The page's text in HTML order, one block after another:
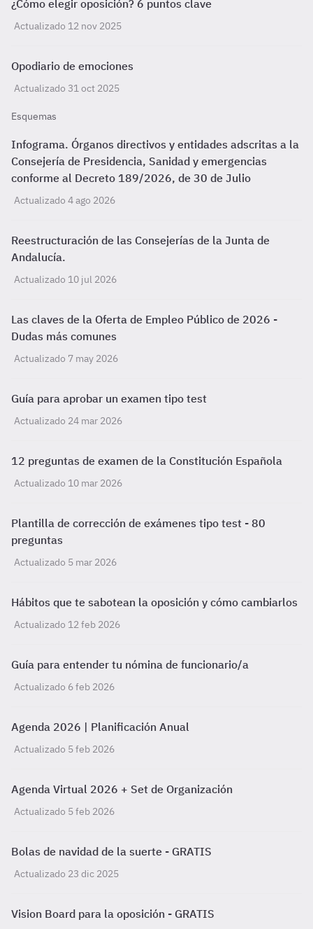
¿Cómo elegir oposición? 6 puntos clave
Actualizado 12 nov 2025
Opodiario de emociones
Actualizado 31 oct 2025
Esquemas
Infograma. Órganos directivos y entidades adscritas a la
Consejería de Presidencia, Sanidad y emergencias
conforme al Decreto 189/2026, de 30 de Julio
Actualizado 4 ago 2026
Reestructuración de las Consejerías de la Junta de
Andalucía.
Actualizado 10 jul 2026
Las claves de la Oferta de Empleo Público de 2026 -
Dudas más comunes
Actualizado 7 may 2026
Guía para aprobar un examen tipo test
Actualizado 24 mar 2026
12 preguntas de examen de la Constitución Española
Actualizado 10 mar 2026
Plantilla de corrección de exámenes tipo test - 80
preguntas
Actualizado 5 mar 2026
Hábitos que te sabotean la oposición y cómo cambiarlos
Actualizado 12 feb 2026
Guía para entender tu nómina de funcionario/a
Actualizado 6 feb 2026
Agenda 2026 | Planificación Anual
Actualizado 5 feb 2026
Agenda Virtual 2026 + Set de Organización
Actualizado 5 feb 2026
Bolas de navidad de la suerte - GRATIS
Actualizado 23 dic 2025
Vision Board para la oposición - GRATIS